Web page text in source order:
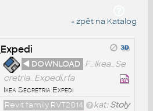
« zpět na Katalog
◄ DOWNLOAD F_Ikea_Se
cretria_Expedi.rfa
Ikea Secretria Expedi
kat:Stoly
Revit family RVT2014